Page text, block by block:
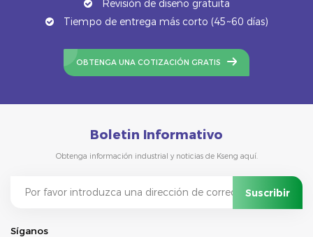
Revisión de diseño gratuita
Tiempo de entrega más corto (45~60 días)
OBTENGA UNA COTIZACIÓN GRATIS
Boletin Informativo
Obtenga información industrial y noticias de Kseng aquí.
Síganos